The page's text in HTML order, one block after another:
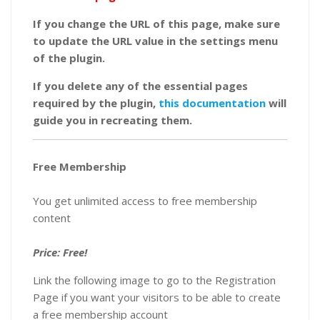
If you change the URL of this page, make sure
to update the URL value in the settings menu
of the plugin.
If you delete any of the essential pages
required by the plugin, this documentation will
guide you in recreating them.
Free Membership
You get unlimited access to free membership
content
Price: Free!
Link the following image to go to the Registration
Page if you want your visitors to be able to create
a free membership account